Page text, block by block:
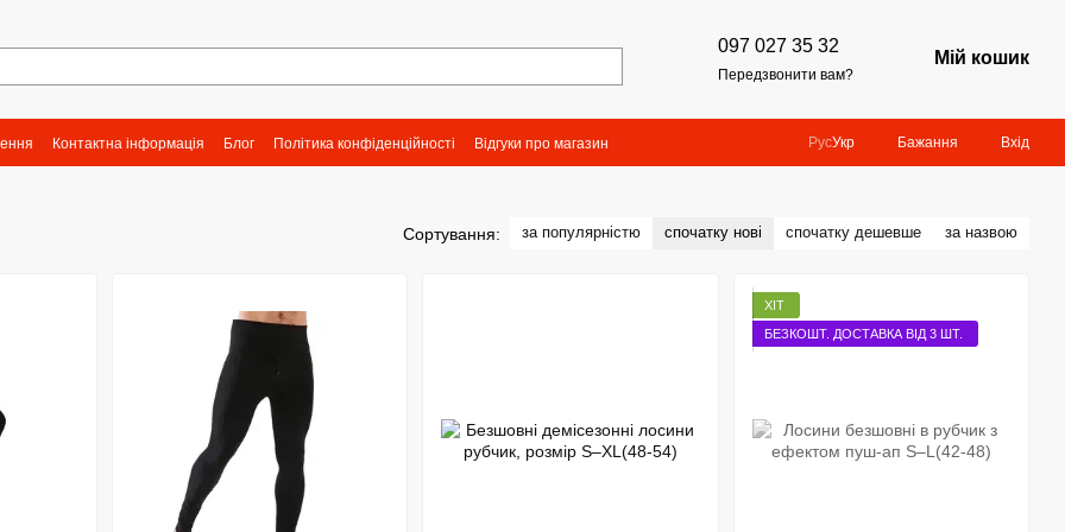
097 027 35 32
Передзвонити вам?
Мій кошик
Контактна інформація Блог Політика конфіденційності Відгуки про магазин РусУкр Бажання Вхід
Сортування: за популярністю спочатку нові спочатку дешевше за назвою
ХІТ
БЕЗКОШТ. ДОСТАВКА ВІД 3 ШТ.